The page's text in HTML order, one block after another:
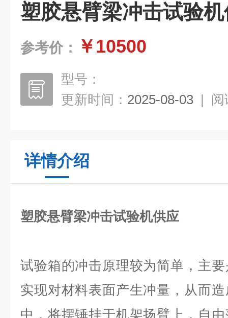
塑胶悬臂梁冲击试验
参考价： ￥10500
型号：
更新时间： 2025-08-03 | 阅
详情介绍
塑胶悬臂梁冲击试验机供应
试验箱的冲击原理较为简单，主
实现对材料表面产生冲量，从而
中，将摆锤挂于机架扬臂上，自